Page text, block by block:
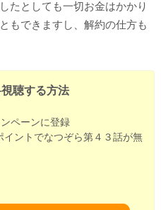
たとしても一切お金はかかり
もできますし、解約の仕方も
聴する方法
ペーンに登録
ントでなつぞら第４３話が無